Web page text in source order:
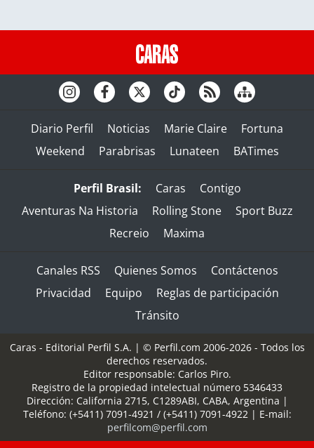
Diario Perfil Noticias Marie Claire
Fortuna
Weekend
Parabrisas Lunateen BATimes
Perfil Brasil: Caras
Contigo
Aventuras Na Historia
Rolling Stone
Sport Buzz
Recreio
Maxima
Canales RSS Quienes Somos
Contáctenos
Privacidad
Equipo
Reglas de participación
Tránsito
Caras - Editorial Perfil S.A. | © Perfil.com 2006-2026 - Todos los
derechos reservados.
Editor responsable: Carlos Piro.
Registro de la propiedad intelectual número 5346433
Dirección: California 2715, C1289ABI, CABA, Argentina |
Teléfono: (+5411) 7091-4921 / (+5411) 7091-4922 | E-mail:
perfilcom@perfil.com